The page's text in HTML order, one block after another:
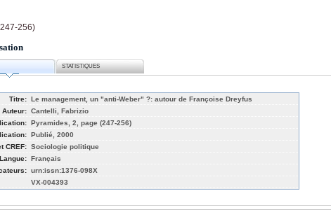
256)
STATISTIQUES
Titre: Le management, un "anti-Weber" ?: autour de Françoise Dreyfus
Auteur: Cantelli, Fabrizio
Pyramides, 2, page (247-256)
Publié, 2000
CREF: Sociologie politique
Langue: Français
urn:issn:1376-098X
VX-004393